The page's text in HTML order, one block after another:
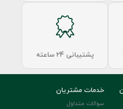
پشتیبانی 24 ساعته
خدمات مشتریان
سوالات متداول